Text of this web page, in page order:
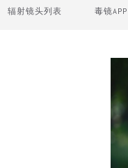
辐射镜头列表 毒镜APP